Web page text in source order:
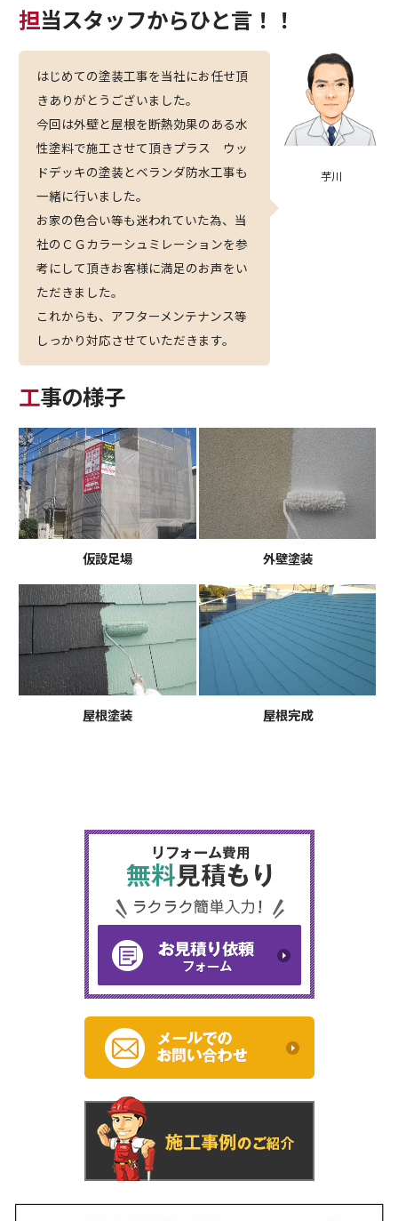
担当スタッフからひと言！！
はじめての塗装工事を当社にお任せ頂
きありがとうございました。
今回は外壁と屋根を断熱効果のある水
性塗料で施工させて頂きプラス ウッ
ドデッキの塗装とベランダ防水工事も
一緒に行いました。
お家の色合い等も迷われていた為、当
社のＣＧカラーシュミレーションを参
考にして頂きお客様に満足のお声をい
ただきました。
これからも、アフターメンテナンス等
しっかり対応させていただきます。
芋川
工事の様子
仮設足場 外壁塗装
屋根塗装 屋根完成